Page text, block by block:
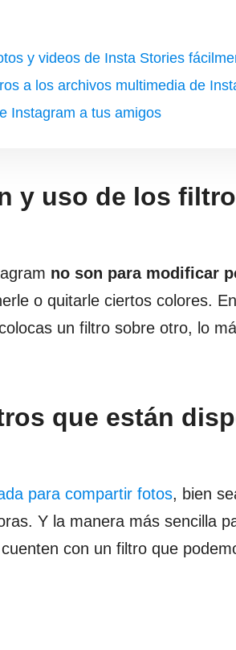
y videos de Insta Stories
a los archivos multimedia de
Instagram a tus amigos
y uso de los
no son para modificar
o quitarle ciertos colores.
un filtro sobre otro, lo
que están
para compartir fotos, bien
Y la manera más sencilla
con un filtro que